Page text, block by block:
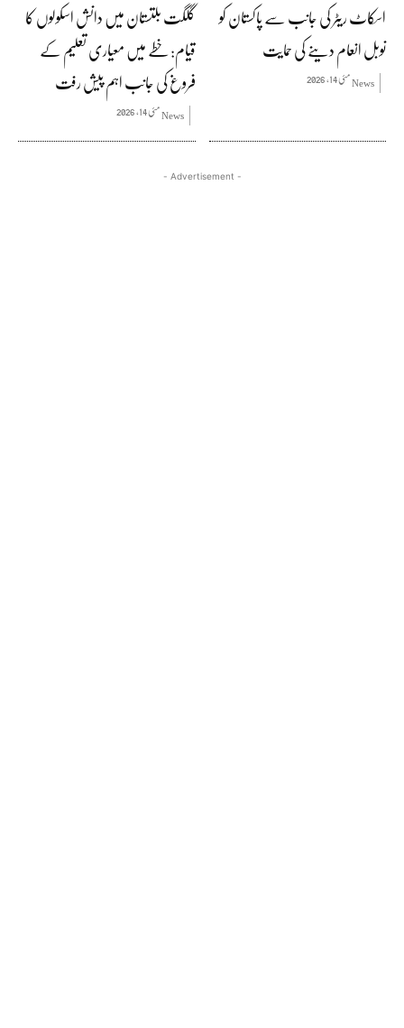
اسکاٹ ریٹر کی جانب سے پاکستان کو
نوبل انعام دینے کی حمایت
Newsمئی 14, 2026
گلگت بلتستان میں دانش اسکولوں کا
قیام: خطے میں معیاری تعلیم کے
فروغ کی جانب اہم پیش رفت
Newsمئی 14, 2026
- Advertisement -